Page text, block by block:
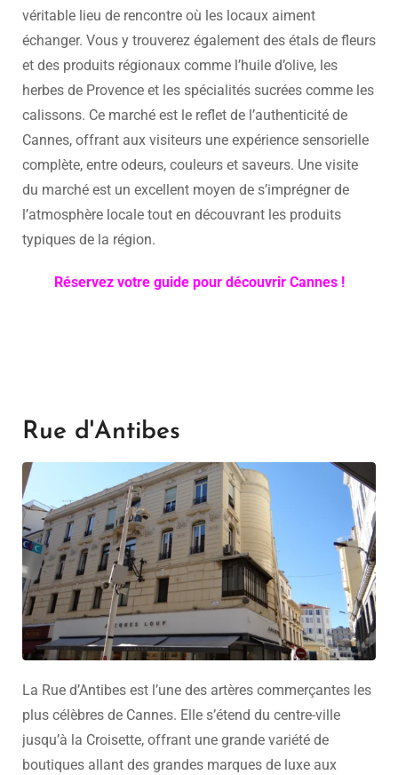
véritable lieu de rencontre où les locaux aiment
échanger. Vous y trouverez également des étals de fleurs
et des produits régionaux comme l’huile d’olive, les
herbes de Provence et les spécialités sucrées comme les
calissons. Ce marché est le reflet de l’authenticité de
Cannes, offrant aux visiteurs une expérience sensorielle
complète, entre odeurs, couleurs et saveurs. Une visite
du marché est un excellent moyen de s’imprégner de
l’atmosphère locale tout en découvrant les produits
typiques de la région.
Réservez votre guide pour découvrir Cannes !
Rue d'Antibes
La Rue d’Antibes est l’une des artères commerçantes les
plus célèbres de Cannes. Elle s’étend du centre-ville
jusqu’à la Croisette, offrant une grande variété de
boutiques allant des grandes marques de luxe aux